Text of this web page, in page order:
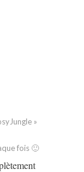
»
fois 🙂